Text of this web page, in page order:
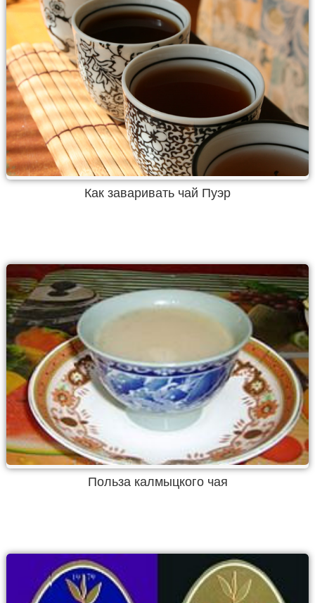
Как заваривать чай Пуэр
Польза калмыцкого чая